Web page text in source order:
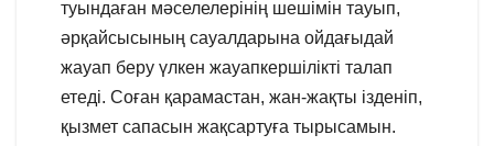
туындаған мәселелерінің шешімін тауып,
әрқайсысының сауалдарына ойдағыдай
жауап беру үлкен жауапкершілікті талап
етеді. Соған қарамастан, жан-жақты ізденіп,
қызмет сапасын жақсартуға тырысамын.